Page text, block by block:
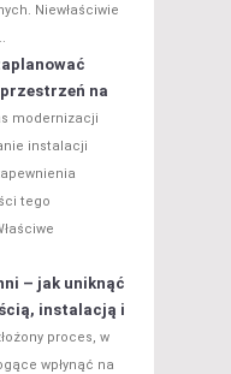
Niewłaściwie
na
modernizacji
instalacji
tego
– jak uniknąć
instalacją i
proces, w
wpłynąć na